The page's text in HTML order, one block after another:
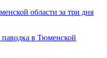
области за три дня
в Тюменской